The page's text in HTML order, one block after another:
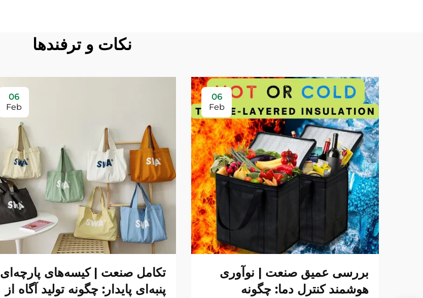
نکات و ترفندها
06
Feb
بررسی عمیق صنعت | نوآوری
هوشمند کنترل دما: چگونه
06
Feb
تکامل صنعت | کیسه‌های پارچه‌ای
پنبه‌ای پایدار: چگونه تولید آگاه از